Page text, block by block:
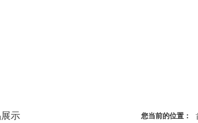
您当前的位置：
示